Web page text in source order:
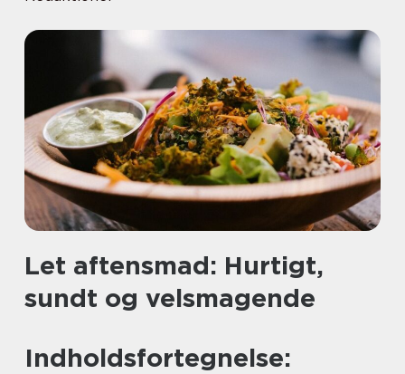
Let aftensmad: Hurtigt,
sundt og velsmagende
Indholdsfortegnelse: